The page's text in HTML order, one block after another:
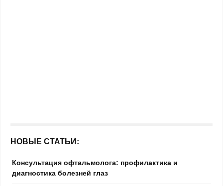
НОВЫЕ СТАТЬИ:
Консультация офтальмолога: профилактика и
диагностика болезней глаз